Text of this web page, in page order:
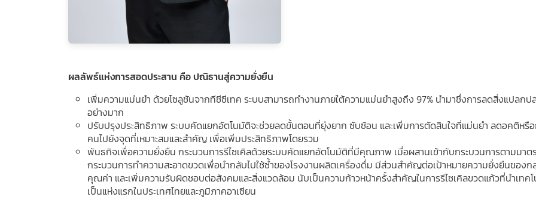
ผลลัพธ์แห่งการสอดประสาน คือ ปณิธานสู่ความยั่งยืน
เพิ่มความแม่นยำ ด้วยโซลูชันจากทีซีซีเทค ระบบสามารถทำงานภายใต้ความแม่นยำสูงถึง 97% นำมาซึ่งการลดสิ่งแปลกป
อย่างมาก
ปรับปรุงประสิทธิภาพ ระบบคัดแยกอัตโนมัติจะช่วยลดขั้นตอนที่ยุ่งยาก ซับซ้อน และเพิ่มการตัดสินใจที่แม่นยำ ลดอคติหรื
คนไปยังจุดที่เหมาะสมและสำคัญ เพื่อเพิ่มประสิทธิภาพโดยรวม
พันธกิจเพื่อความยั่งยืน กระบวนการรีไซเคิลด้วยระบบคัดแยกอัตโนมัติที่มีคุณภาพ เมื่อผสานเข้ากับกระบวนการตามมาตร
กระบวนการทำความสะอาดขวดเพื่อนำกลับไปใช้ซ้ำของโรงงานผลิตเครื่องดื่ม มีส่วนสำคัญต่อเป้าหมายความยั่งยืนขอ
คุณค่า และเพิ่มความรับผิดชอบต่อสังคมและสิ่งแวดล้อม นับเป็นความก้าวหน้าครั้งสำคัญในการรีไซเคิลขวดแก้วที่นำเทค
เป็นแห่งแรกในประเทศไทยและภูมิภาคอาเซียน